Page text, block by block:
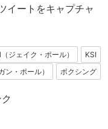
イートをキャプチャ
ジェイク・ポール）
KSI
ン・ポール）
ボクシング